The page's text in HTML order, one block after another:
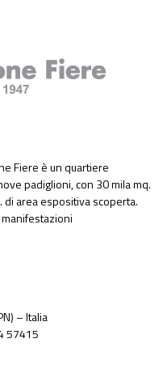
Fiere è un quartiere
padiglioni, con 30 mila mq.
area espositiva scoperta.
– Italia
57415